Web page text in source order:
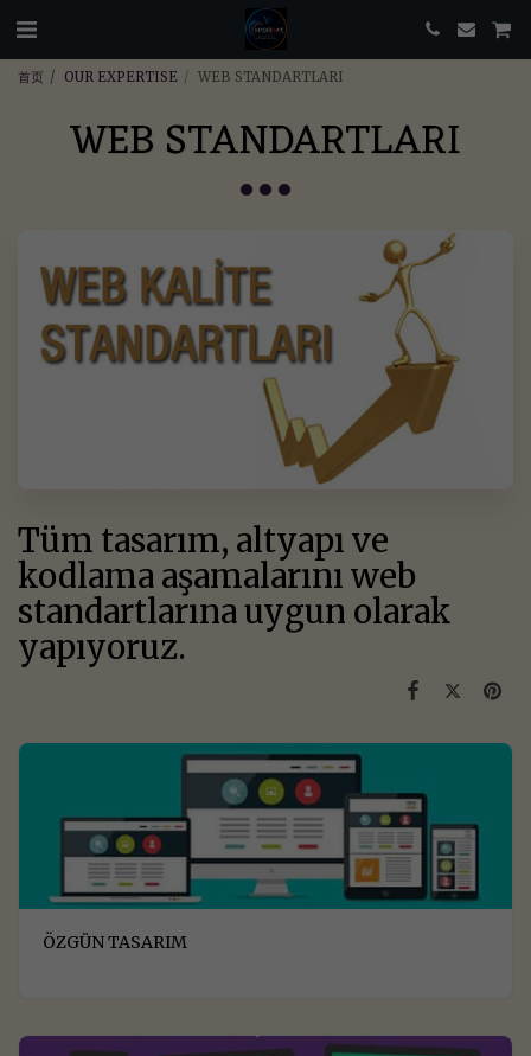
首页 OUR EXPERTISE WEB STANDARTLARI
WEB STANDARTLARI
Tüm tasarım, altyapı ve
kodlama aşamalarını web
standartlarına uygun olarak
yapıyoruz.
ÖZGÜN TASARIM